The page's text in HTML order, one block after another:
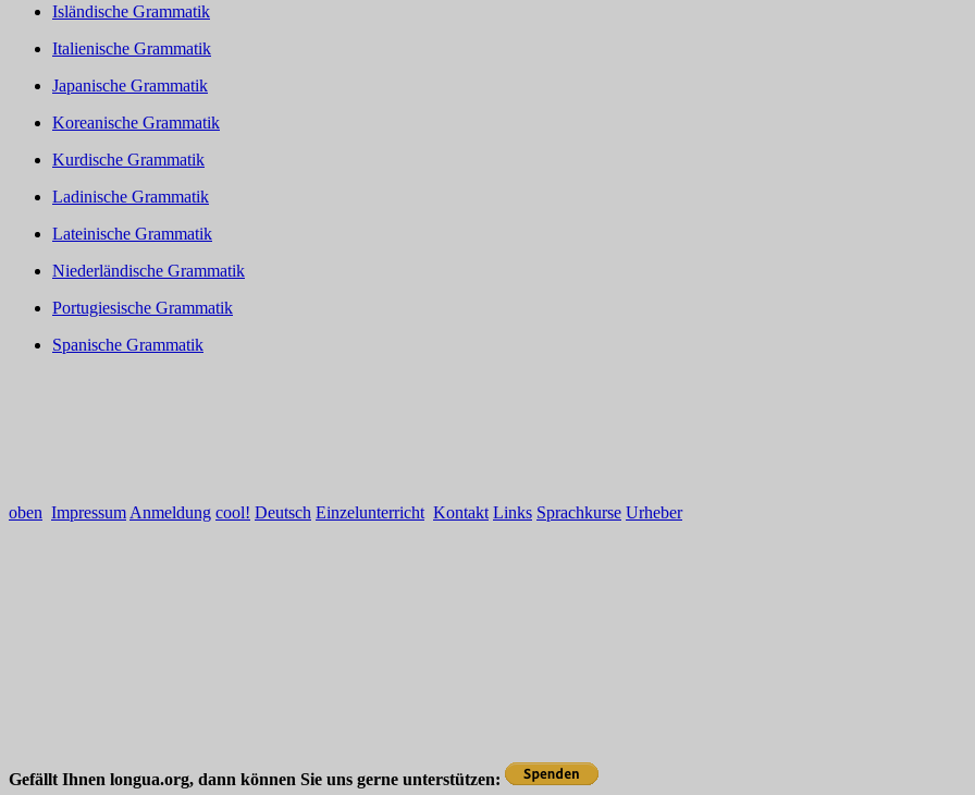
Isländische Grammatik
Italienische Grammatik
Japanische Grammatik
Koreanische Grammatik
Kurdische Grammatik
Ladinische Grammatik
Lateinische Grammatik
Niederländische Grammatik
Portugiesische Grammatik
Spanische Grammatik
oben Impressum Anmeldung cool! Deutsch Einzelunterricht Kontakt Links Sprachkurse Urheber
Gefällt Ihnen longua.org, dann können Sie uns gerne unterstützen: